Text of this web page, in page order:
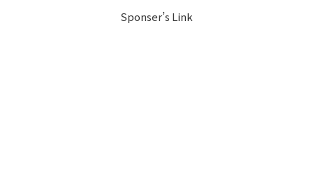
Sponser’s Link